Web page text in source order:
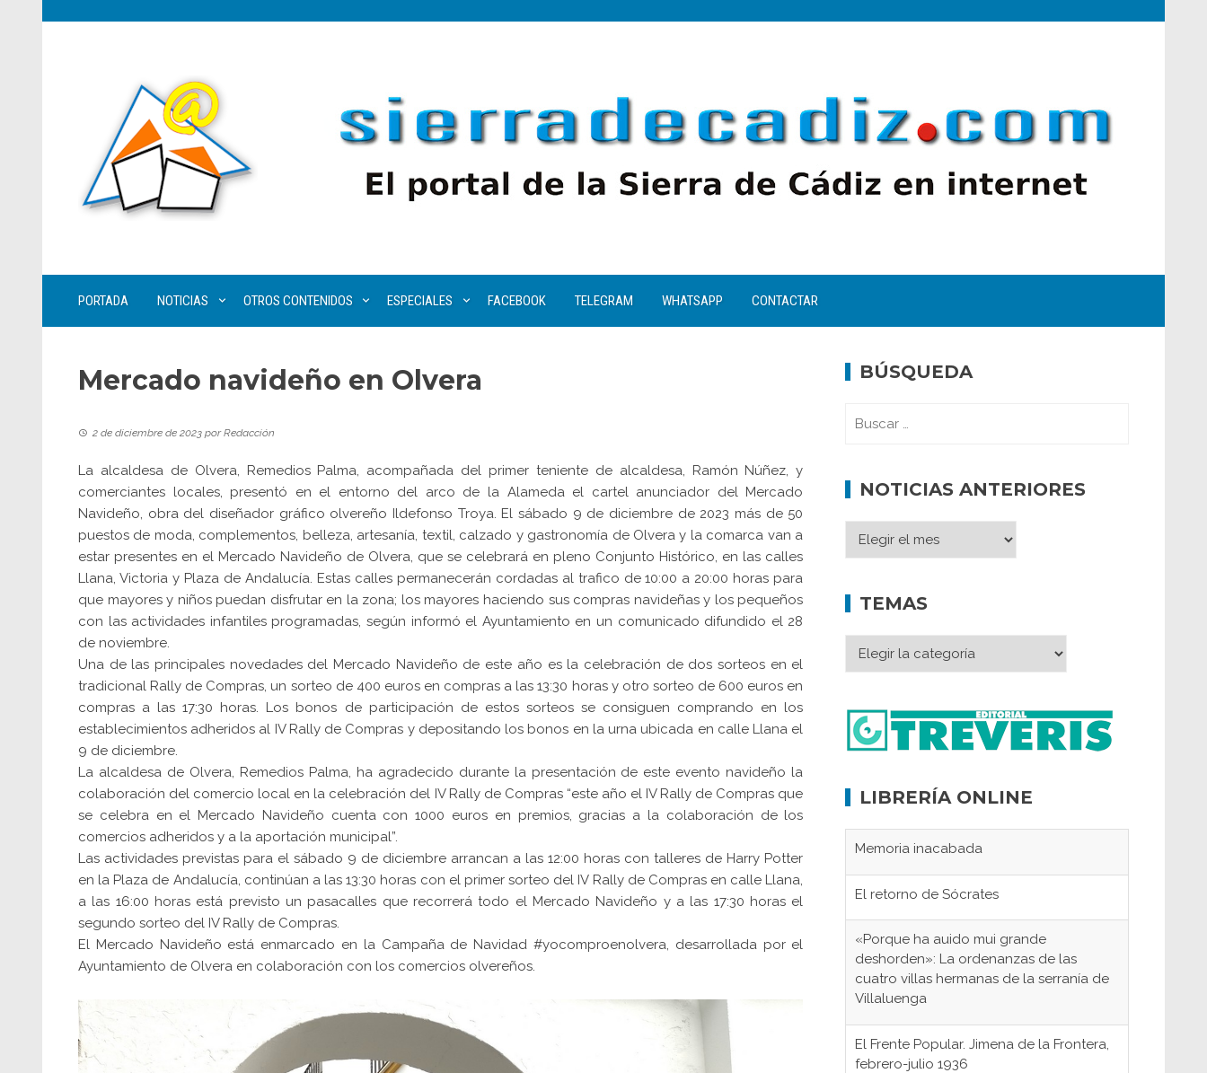
PORTADA NOTICIAS OTROS CONTENIDOS ESPECIALES FACEBOOK TELEGRAM WHATSAPP CONTACTAR
Mercado navideño en Olvera
2 de diciembre de 2023 porRedacción
La alcaldesa de Olvera, Remedios Palma, acompañada del primer teniente de alcaldesa, Ramón Núñez, y
comerciantes locales, presentó en el entorno del arco de la Alameda el cartel anunciador del Mercado
Navideño, obra del diseñador gráfico olvereño Ildefonso Troya. El sábado 9 de diciembre de 2023 más de 50
puestos de moda, complementos, belleza, artesanía, textil, calzado y gastronomía de Olvera y la comarca van a
estar presentes en el Mercado Navideño de Olvera, que se celebrará en pleno Conjunto Histórico, en las calles
Llana, Victoria y Plaza de Andalucía. Estas calles permanecerán cordadas al trafico de 10:00 a 20:00 horas para
que mayores y niños puedan disfrutar en la zona; los mayores haciendo sus compras navideñas y los pequeños
con las actividades infantiles programadas, según informó el Ayuntamiento en un comunicado difundido el 28
de noviembre.
Una de las principales novedades del Mercado Navideño de este año es la celebración de dos sorteos en el
tradicional Rally de Compras, un sorteo de 400 euros en compras a las 13:30 horas y otro sorteo de 600 euros en
compras a las 17:30 horas. Los bonos de participación de estos sorteos se consiguen comprando en los
establecimientos adheridos al IV Rally de Compras y depositando los bonos en la urna ubicada en calle Llana el
9 de diciembre.
La alcaldesa de Olvera, Remedios Palma, ha agradecido durante la presentación de este evento navideño la
colaboración del comercio local en la celebración del IV Rally de Compras “este año el IV Rally de Compras que
se celebra en el Mercado Navideño cuenta con 1000 euros en premios, gracias a la colaboración de los
comercios adheridos y a la aportación municipal”.
Las actividades previstas para el sábado 9 de diciembre arrancan a las 12:00 horas con talleres de Harry Potter
en la Plaza de Andalucía, continúan a las 13:30 horas con el primer sorteo del IV Rally de Compras en calle Llana,
a las 16:00 horas está previsto un pasacalles que recorrerá todo el Mercado Navideño y a las 17:30 horas el
segundo sorteo del IV Rally de Compras.
El Mercado Navideño está enmarcado en la Campaña de Navidad #yocomproenolvera, desarrollada por el
Ayuntamiento de Olvera en colaboración con los comercios olvereños.
BÚSQUEDA
NOTICIAS ANTERIORES
TEMAS
LIBRERÍA ONLINE
Memoria inacabada
El retorno de Sócrates
«Porque ha auido mui grande
deshorden»: La ordenanzas de las
cuatro villas hermanas de la serranía de
Villaluenga
El Frente Popular. Jimena de la Frontera,
febrero-julio 1936